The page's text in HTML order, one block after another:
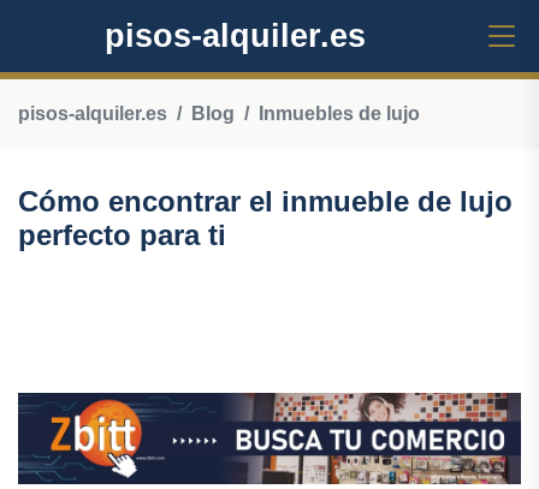
pisos-alquiler.es
pisos-alquiler.es Blog Inmuebles de lujo
Cómo encontrar el inmueble de lujo
perfecto para ti